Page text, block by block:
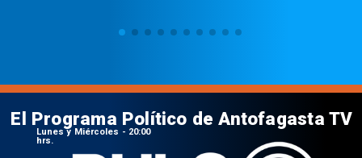
El Programa Político de Antofagasta TV
Lunes y Miércoles - 20:00
hrs.